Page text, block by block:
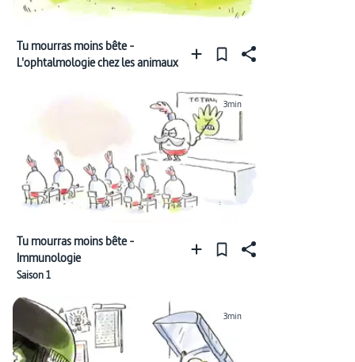
Tu mourras moins bête -
L'ophtalmologie chez les animaux
3min
Tu mourras moins bête -
Immunologie
Saison 1
3min